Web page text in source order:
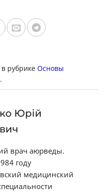
рубрике Основы
.
Юрій
врач аюрведы.
году
медицинский